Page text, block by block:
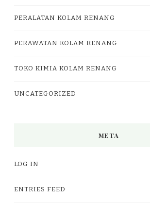
PERALATAN KOLAM RENANG
PERAWATAN KOLAM RENANG
TOKO KIMIA KOLAM RENANG
UNCATEGORIZED
META
LOG IN
ENTRIES FEED